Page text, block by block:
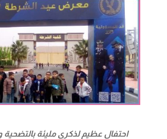
احتفال عظيم لذكرى مليئة